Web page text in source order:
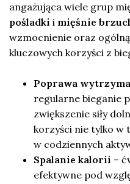
angażująca wiele grup
pośladki i mięśnie
wzmocnienie oraz
kluczowych korzyści z
Poprawa
regularne bieganie
zwiększenie siły
korzyści nie tylko w
w codziennych
Spalanie kalorii –
efektywne pod